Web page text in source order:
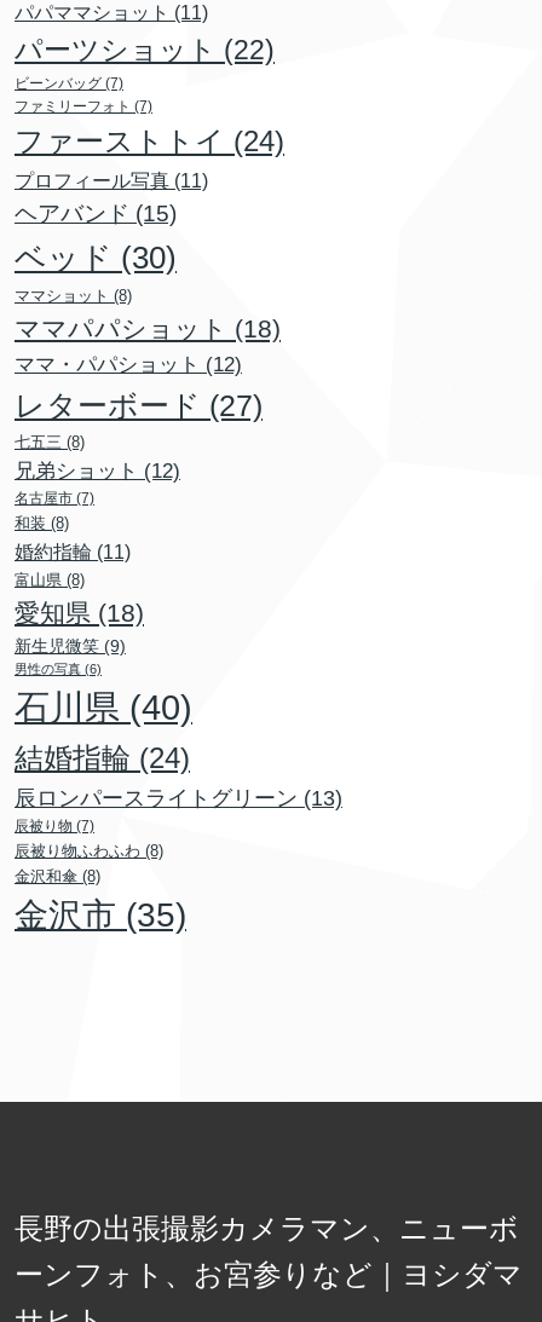
パパママショット (11)
パーツショット (22)
ビーンバッグ (7)
ファミリーフォト (7)
ファーストトイ (24)
プロフィール写真 (11)
ヘアバンド (15)
ベッド (30)
ママショット (8)
ママパパショット (18)
ママ・パパショット (12)
レターボード (27)
七五三 (8)
兄弟ショット (12)
名古屋市 (7)
和装 (8)
婚約指輪 (11)
富山県 (8)
愛知県 (18)
新生児微笑 (9)
男性の写真 (6)
石川県 (40)
結婚指輪 (24)
辰ロンパースライトグリーン (13)
辰被り物 (7)
辰被り物ふわふわ (8)
金沢和傘 (8)
金沢市 (35)
長野の出張撮影カメラマン、ニューボ
ーンフォト、お宮参りなど｜ヨシダマ